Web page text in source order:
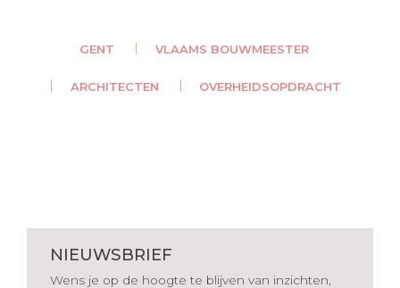
GENT VLAAMS BOUWMEESTER
ARCHITECTEN OVERHEIDSOPDRACHT
NIEUWSBRIEF
Wens je op de hoogte te blijven van inzichten,